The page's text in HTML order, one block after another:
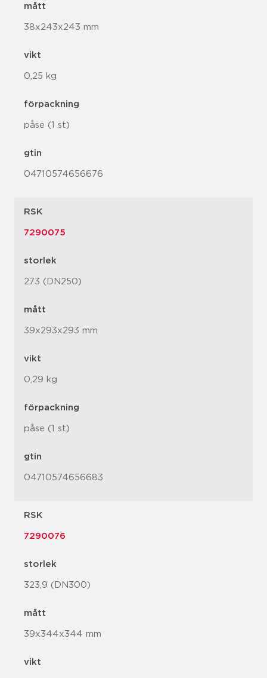
mått
38x243x243 mm
vikt
0,25 kg
förpackning
påse (1 st)
gtin
04710574656676
RSK
7290075
storlek
273 (DN250)
mått
39x293x293 mm
vikt
0,29 kg
förpackning
påse (1 st)
gtin
04710574656683
RSK
7290076
storlek
323,9 (DN300)
mått
39x344x344 mm
vikt